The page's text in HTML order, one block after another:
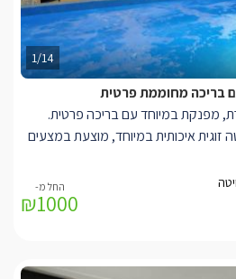
1/14
בריכה מחוממת פרטית
מפנקת במיוחד עם בריכה פרטית.
זוגית איכותית במיוחד, מוצעת במצעים
ארונות לאחסון החפצים האישיים
קריאה.
עמוד מתכוונן לנוחות מירבית- אותו
קפה וקפסולות איכותיות, מיקרוגל,
₪1000